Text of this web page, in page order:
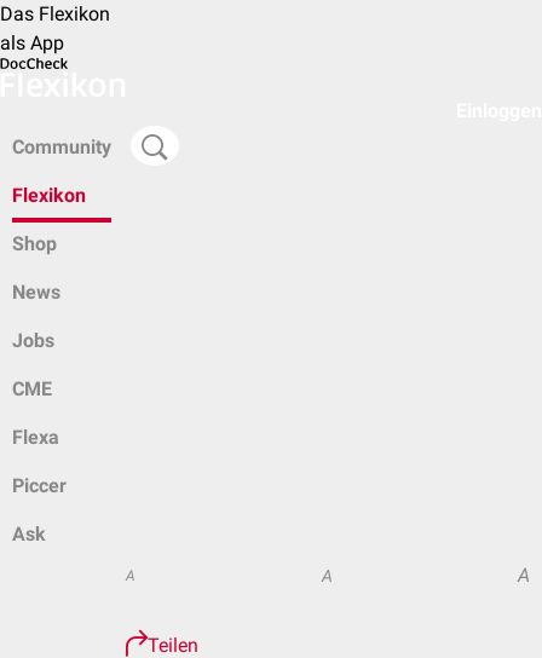
Das Flexikon
als App
Community
Flexikon
Shop
News
Jobs
CME
Flexa
Piccer
Ask
A A A
Teilen